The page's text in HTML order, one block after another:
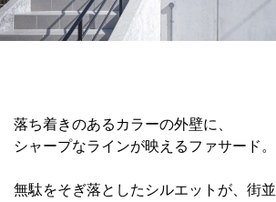
落ち着きのあるカラーの外壁に、
シャープなラインが映えるファサード。
無駄をそぎ落としたシルエットが、街